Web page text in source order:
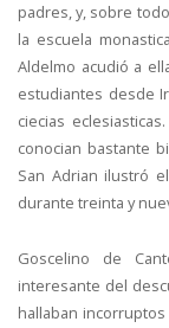
padres, y, sobre
la escuela
Aldelmo acudió a
estudiantes desde
ciecias
conocian bastante
San Adrian ilustró
durante treinta y
Goscelino de
interesante del
hallaban